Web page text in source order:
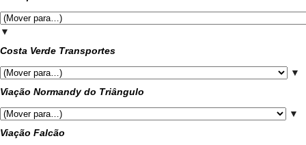
▼
Costa Verde Transportes
▼
Viação Normandy do Triângulo
▼
Viação Falcão